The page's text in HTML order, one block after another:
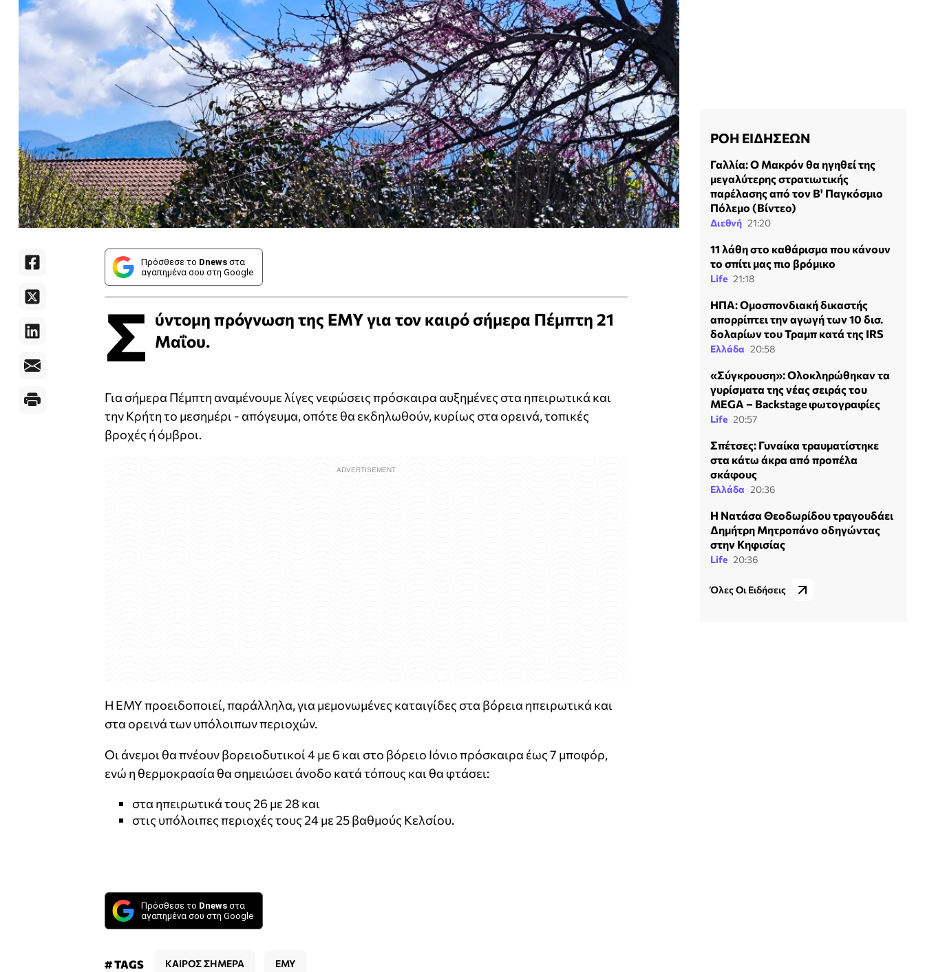
Πρόσθεσε το Dnews στα
αγαπημένα σου στη Google
Σ ύντομη πρόγνωση της ΕΜΥ για τον καιρό σήμερα Πέμπτη 21
Μαΐου.
Για σήμερα Πέμπτη αναμένουμε λίγες νεφώσεις πρόσκαιρα αυξημένες στα ηπειρωτικά και
την Κρήτη το μεσημέρι - απόγευμα, οπότε θα εκδηλωθούν, κυρίως στα ορεινά, τοπικές
βροχές ή όμβροι.
Η ΕΜΥ προειδοποιεί, παράλληλα, για μεμονωμένες καταιγίδες στα βόρεια ηπειρωτικά και
στα ορεινά των υπόλοιπων περιοχών.
Οι άνεμοι θα πνέουν βορειοδυτικοί 4 με 6 και στο βόρειο Ιόνιο πρόσκαιρα έως 7 μποφόρ,
ενώ η θερμοκρασία θα σημειώσει άνοδο κατά τόπους και θα φτάσει:
στα ηπειρωτικά τους 26 με 28 και
στις υπόλοιπες περιοχές τους 24 με 25 βαθμούς Κελσίου.
Πρόσθεσε το Dnews στα
αγαπημένα σου στη Google
# TAGS ΚΑΙΡΟΣ ΣΗΜΕΡΑ ΕΜΥ
ΡΟΗ ΕΙΔΗΣΕΩΝ
Γαλλία: Ο Μακρόν θα ηγηθεί της
μεγαλύτερης στρατιωτικής
παρέλασης από τον Β' Παγκόσμιο
Πόλεμο (Βίντεο)
Διεθνή 21:20
11 λάθη στο καθάρισμα που κάνουν
το σπίτι μας πιο βρόμικο
Life 21:18
ΗΠΑ: Ομοσπονδιακή δικαστής
απορρίπτει την αγωγή των 10 δισ.
δολαρίων του Τραμπ κατά της IRS
Ελλάδα 20:58
«Σύγκρουση»: Ολοκληρώθηκαν τα
γυρίσματα της νέας σειράς του
MEGA – Backstage φωτογραφίες
Life 20:57
Σπέτσες: Γυναίκα τραυματίστηκε
στα κάτω άκρα από προπέλα
σκάφους
Ελλάδα 20:36
Η Νατάσα Θεοδωρίδου τραγουδάει
Δημήτρη Μητροπάνο οδηγώντας
στην Κηφισίας
Life 20:36
Όλες Οι Ειδήσεις